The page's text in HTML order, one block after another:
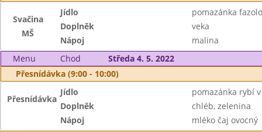
Svačina
MŠ
Jídlo
pomazánka
Doplněk
veka
Nápoj
malina
Menu
Chod
Středa 4. 5. 2022
Přesnídávka (9:00 - 10:00)
Přesnídávka
Jídlo
pomazánka rybí
Doplněk
chléb, zelenina
Nápoj
mléko čaj ovocný